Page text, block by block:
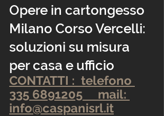
Opere in cartongesso
Milano Corso Vercelli:
soluzioni su misura
per casa e ufficio
CONTATTI :  telefono
335 6891205     mail:
info@caspanisrl.it